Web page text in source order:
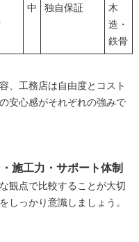
中 独自保証
木
造・
鉄骨
、工務店は自由度とコスト
安心感がそれぞれの強みで
施工力・サポート体制
観点で比較することが大切
しっかり意識しましょう。